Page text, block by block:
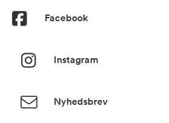
Facebook
Instagram
Nyhedsbrev